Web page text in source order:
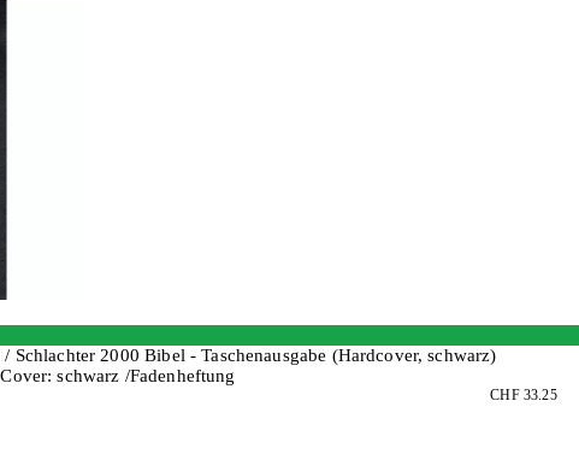
Schlachter 2000 Bibel - Taschenausgabe (Hardcover, schwarz)
schwarz /Fadenheftung
CHF 33.25